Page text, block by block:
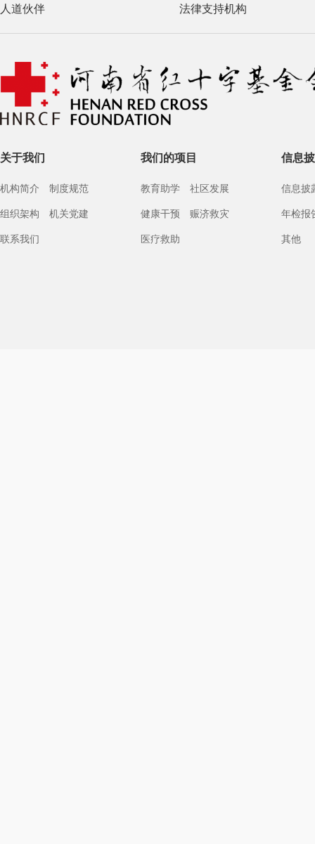
人道伙伴 法律支持机构
关于我们
机构简介
制度规范
组织架构
机关党建
联系我们
我们的项目
教育助学
社区发展
健康干预
赈济救灾
医疗救助
信息
信息披
年检报
其他